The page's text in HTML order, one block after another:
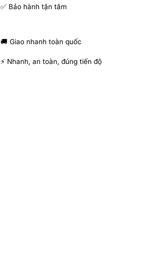
✅ Bảo hành tận tâm
🚚 Giao nhanh toàn quốc
⚡ Nhanh, an toàn, đúng tiến độ